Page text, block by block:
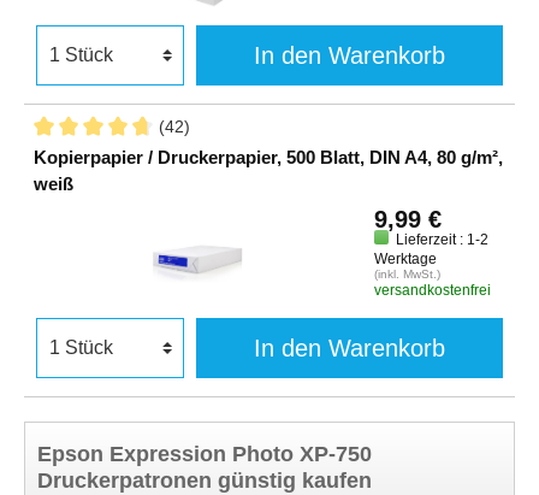
In den Warenkorb
(42)
Kopierpapier / Druckerpapier, 500 Blatt, DIN A4, 80 g/m²,
weiß
9,99 €
Lieferzeit : 1-2
Werktage
(inkl. MwSt.)
versandkostenfrei
In den Warenkorb
Epson Expression Photo XP-750
Druckerpatronen günstig kaufen